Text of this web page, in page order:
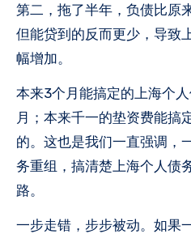
第二，拖了半年，负债比原
但能贷到的反而更少，导致
幅增加。
本来3个月能搞定的上海个
月；本来千一的垫资费能搞
的。这也是我们一直强调，
务重组，搞清楚上海个人债
路。
一步走错，步步被动。如果